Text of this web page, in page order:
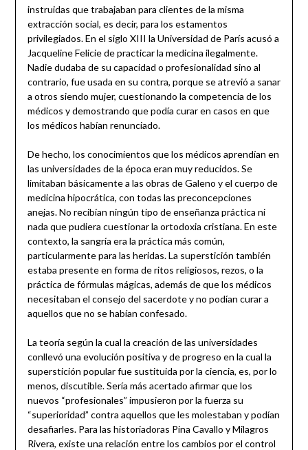
instruidas que trabajaban para clientes de la misma
extracción social, es decir, para los estamentos
privilegiados. En el siglo XIII la Universidad de París acusó a
Jacqueline Felicie de practicar la medicina ilegalmente.
Nadie dudaba de su capacidad o profesionalidad sino al
contrario, fue usada en su contra, porque se atrevió a sanar
a otros siendo mujer, cuestionando la competencia de los
médicos y demostrando que podía curar en casos en que
los médicos habían renunciado.
De hecho, los conocimientos que los médicos aprendían en
las universidades de la época eran muy reducidos. Se
limitaban básicamente a las obras de Galeno y el cuerpo de
medicina hipocrática, con todas las preconcepciones
anejas. No recibían ningún tipo de enseñanza práctica ni
nada que pudiera cuestionar la ortodoxia cristiana. En este
contexto, la sangría era la práctica más común,
particularmente para las heridas. La superstición también
estaba presente en forma de ritos religiosos, rezos, o la
práctica de fórmulas mágicas, además de que los médicos
necesitaban el consejo del sacerdote y no podían curar a
aquellos que no se habían confesado.
La teoría según la cual la creación de las universidades
conllevó una evolución positiva y de progreso en la cual la
superstición popular fue sustituida por la ciencia, es, por lo
menos, discutible. Sería más acertado afirmar que los
nuevos “profesionales” impusieron por la fuerza su
“superioridad” contra aquellos que les molestaban y podían
desafiarles. Para las historiadoras Pina Cavallo y Milagros
Rivera, existe una relación entre los cambios por el control